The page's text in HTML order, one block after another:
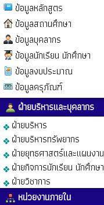
ข้อมูลหลักสูตร
ข้อมูลสถานศึกษา
ข้อมูลบุคลากร
ข้อมูลนักเรียน นักศึกษา
ข้อมูลงบประมาณ
ข้อมูลครุภัณฑ์
ฝ่ายบริหารและบุคลากร
ฝ่ายบริหาร
ฝ่ายบริหารทรัพยากร
ฝ่ายยุทธศาสตร์และแผนงาน
ฝ่ายกิจการนักเรียน นักศึกษา
ฝ่ายวิชาการ
หน่วยงานภายใน